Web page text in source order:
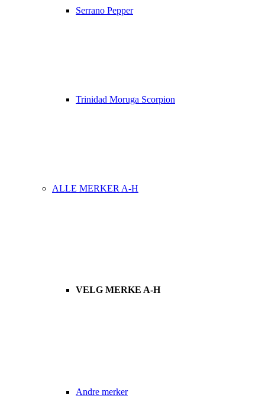
Serrano Pepper
Trinidad Moruga Scorpion
ALLE MERKER A-H
VELG MERKE A-H
Andre merker